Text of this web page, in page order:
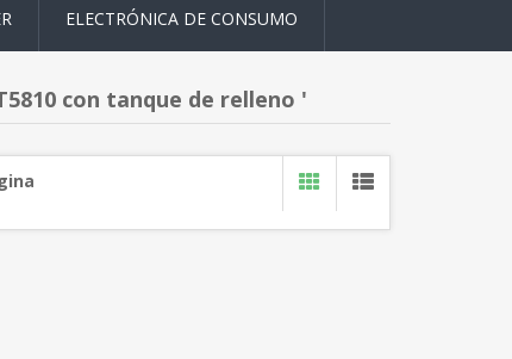
ELECTRÓNICA DE CONSUMO
con tanque de relleno '